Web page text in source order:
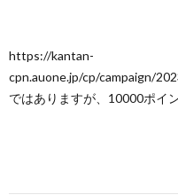
https://kantan-
cpn.auone.jp/cp/campaign/
ではありますが、10000ポイ